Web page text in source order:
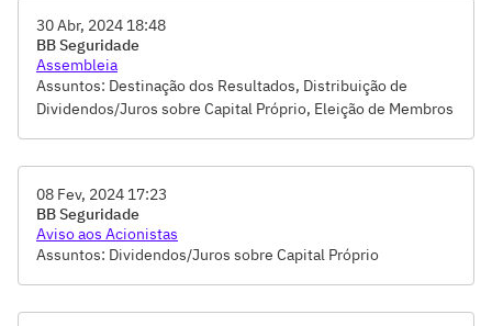
Remuneração dos membros de Comitês, Tomada de Contas-
Votação do Relatório da Administração e das Demonstrações
Financeiras
30 Abr, 2024 18:48
BB Seguridade
Assembleia
Assuntos: Destinação dos Resultados, Distribuição de
Dividendos/Juros sobre Capital Próprio, Eleição de Membros
Remuneração dos membros de Comitês, Tomada de Contas-
Votação do Relatório da Administração e das Demonstrações
Financeiras
08 Fev, 2024 17:23
BB Seguridade
Aviso aos Acionistas
Assuntos: Dividendos/Juros sobre Capital Próprio